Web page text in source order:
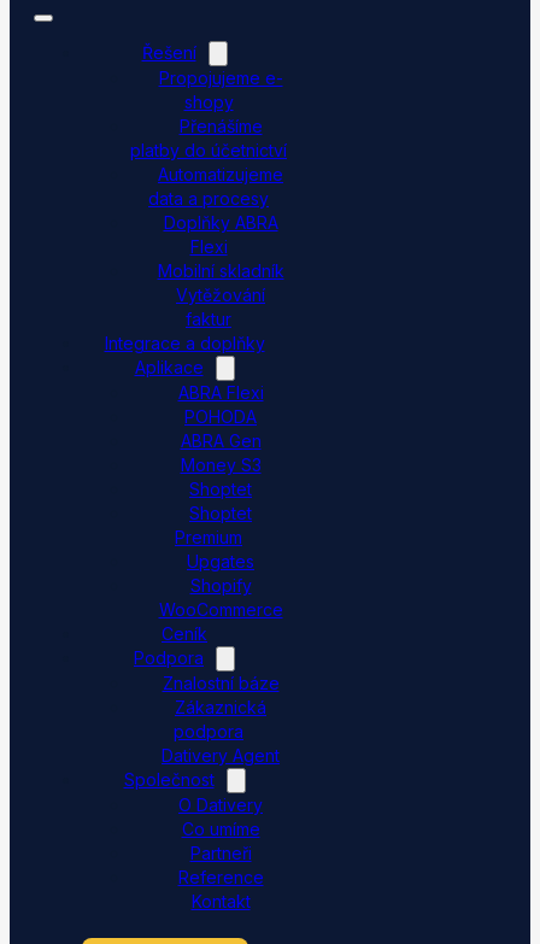
Řešení
Propojujeme e-
shopy
Přenášíme
platby do účetnictví
Automatizujeme
data a procesy
Doplňky ABRA
Flexi
Mobilní skladník
Vytěžování
faktur
Integrace a doplňky
Aplikace
ABRA Flexi
POHODA
ABRA Gen
Money S3
Shoptet
Shoptet
Premium
Upgates
Shopify
WooCommerce
Ceník
Podpora
Znalostní báze
Zákaznická
podpora
Dativery Agent
Společnost
O Dativery
Co umíme
Partneři
Reference
Kontakt